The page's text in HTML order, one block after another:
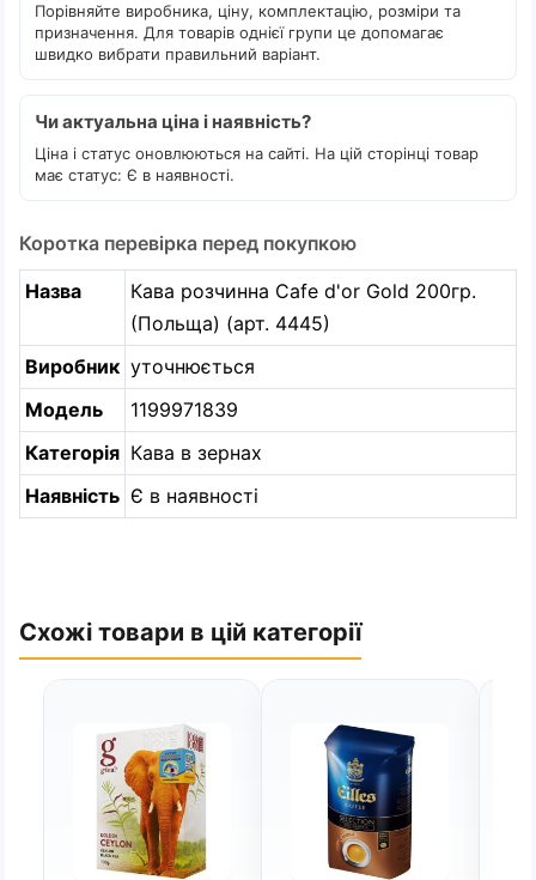
Порівняйте виробника, ціну, комплектацію, розміри та
призначення. Для товарів однієї групи це допомагає
швидко вибрати правильний варіант.
Чи актуальна ціна і наявність?
Ціна і статус оновлюються на сайті. На цій сторінці товар
має статус: Є в наявності.
Коротка перевірка перед покупкою
Назва
Кава розчинна Cafe d'or Gold 200гр.
(Польща) (арт. 4445)
Виробник уточнюється
Модель
1199971839
Категорія Кава в зернах
Наявність Є в наявності
Схожі товари в цій категорії